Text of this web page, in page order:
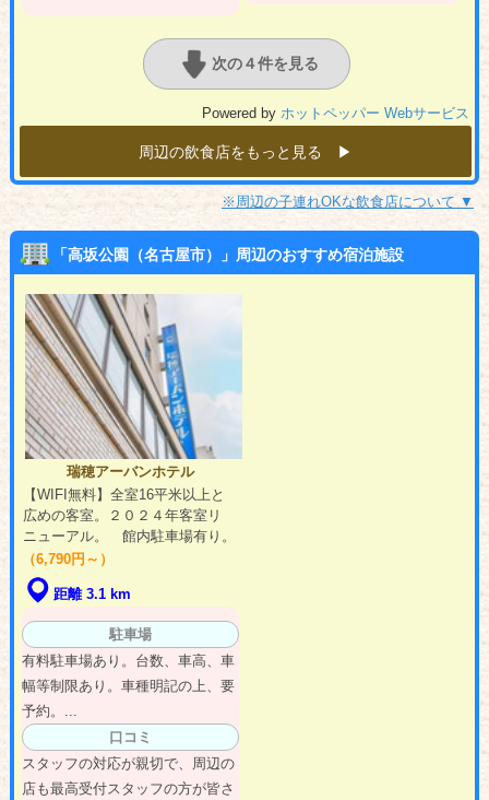
次の４件を見る
Powered by ホットペッパー Webサービス
周辺の飲食店をもっと見る ▶︎
※周辺の子連れOKな飲食店について ▼
「高坂公園（名古屋市）」周辺のおすすめ宿泊施設
瑞穂アーバンホテル
【WIFI無料】全室16平米以上と
広めの客室。２０２４年客室リ
ニューアル。 館内駐車場有り。
（6,790円～）
距離 3.1 km
駐車場
有料駐車場あり。台数、車高、車
幅等制限あり。車種明記の上、要
予約。...
口コミ
スタッフの対応が親切で、周辺の
店も最高受付スタッフの方が皆さ